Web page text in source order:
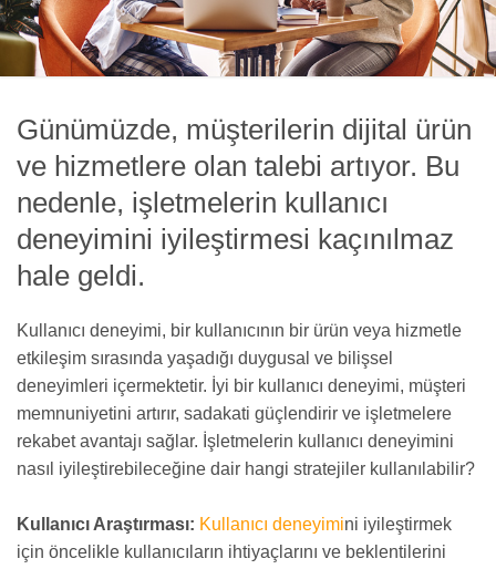
Günümüzde, müşterilerin dijital ürün
ve hizmetlere olan talebi artıyor. Bu
nedenle, işletmelerin kullanıcı
deneyimini iyileştirmesi kaçınılmaz
hale geldi.
Kullanıcı deneyimi, bir kullanıcının bir ürün veya hizmetle
etkileşim sırasında yaşadığı duygusal ve bilişsel
deneyimleri içermektetir. İyi bir kullanıcı deneyimi, müşteri
memnuniyetini artırır, sadakati güçlendirir ve işletmelere
rekabet avantajı sağlar. İşletmelerin kullanıcı deneyimini
nasıl iyileştirebileceğine dair hangi stratejiler kullanılabilir?
Kullanıcı Araştırması: Kullanıcı deneyimini iyileştirmek
için öncelikle kullanıcıların ihtiyaçlarını ve beklentilerini